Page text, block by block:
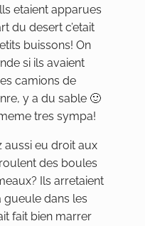
etaient apparues
du desert c’etait
buissons! On
si ils avaient
camions de
y a du sable 🙂
tres sympa!
aussi eu droit aux
des boules
Ils arretaient
gueule dans les
fait bien marrer